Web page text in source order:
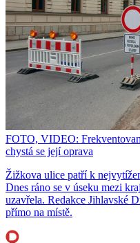
FOTO, VIDEO:
chystá se její oprava
Žižkova ulice patří k
Dnes ráno se v úseku mezi
uzavřela. Redakce Jihlavské
přímo na místě.